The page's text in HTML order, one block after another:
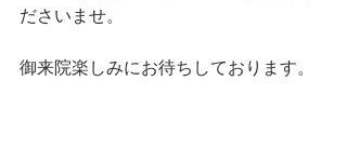
ださいませ。
御来院楽しみにお待ちしております。